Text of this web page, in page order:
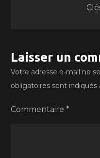
Laisser un
Votre adresse e-mail ne
obligatoires sont
Commentaire*